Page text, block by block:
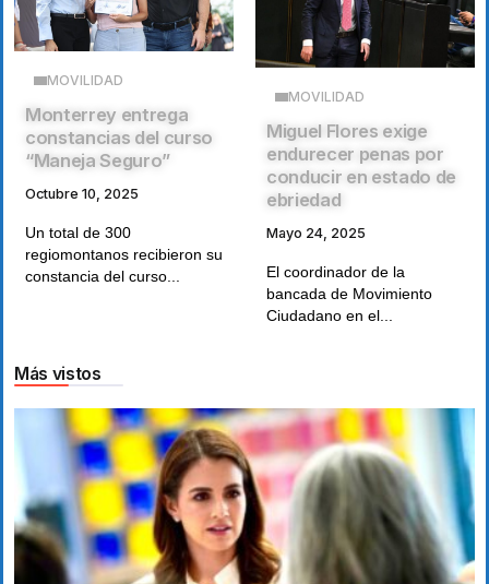
MOVILIDAD
Monterrey entrega
constancias del curso
“Maneja Seguro”
Octubre 10, 2025
Un total de 300
regiomontanos recibieron su
constancia del curso...
MOVILIDAD
Miguel Flores exige
endurecer penas por
conducir en estado de
ebriedad
Mayo 24, 2025
El coordinador de la
bancada de Movimiento
Ciudadano en el...
Más vistos